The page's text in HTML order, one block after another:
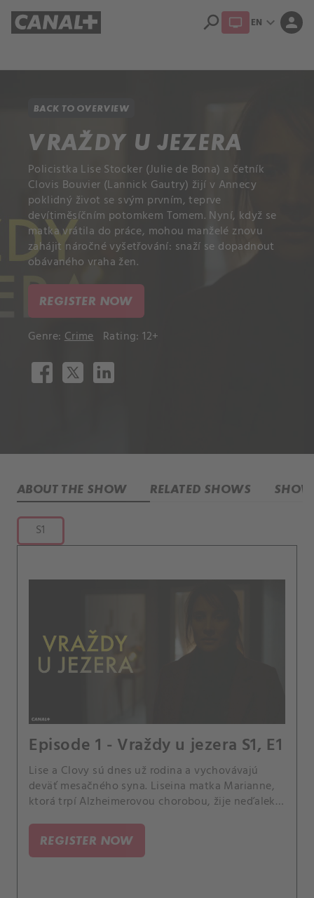
search EN expand_more person
BACK TO OVERVIEW
VRAŽDY U JEZERA
Policistka Lise Stocker (Julie de Bona) a četník
Clovis Bouvier (Lannick Gautry) žijí v Annecy
poklidný život se svým prvním, teprve
devítiměsíčním potomkem Tomem. Nyní, když se
matka vrátila do práce, mohou manželé znovu
zahájit náročné vyšetřování: snaží se dopadnout
obávaného vraha žen.
REGISTER NOW
Genre: Crime Rating: 12+
ABOUT THE SHOW RELATED SHOWS
S1
Episode 1 - Vraždy u jezera S1, E1
Lise a Clovy sú dnes už rodina a vychovávajú
deväť mesačného syna. Liseina matka Marianne,
ktorá trpí Alzheimerovou chorobou, žije neďaleko
okraji jazera.
REGISTER NOW